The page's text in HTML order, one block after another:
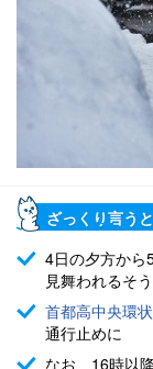
ざっくり言うと
4日の夕方から
見舞われるそう
首都高中央環
通行止めに
なお、16時以